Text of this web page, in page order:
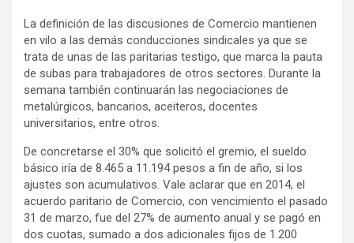
La definición de las discusiones de Comercio mantienen
en vilo a las demás conducciones sindicales ya que se
trata de unas de las paritarias testigo, que marca la pauta
de subas para trabajadores de otros sectores. Durante la
semana también continuarán las negociaciones de
metalúrgicos, bancarios, aceiteros, docentes
universitarios, entre otros.
De concretarse el 30% que solicitó el gremio, el sueldo
básico iría de 8.465 a 11.194 pesos a fin de año, si los
ajustes son acumulativos. Vale aclarar que en 2014, el
acuerdo paritario de Comercio, con vencimiento el pasado
31 de marzo, fue del 27% de aumento anual y se pagó en
dos cuotas, sumado a dos adicionales fijos de 1.200